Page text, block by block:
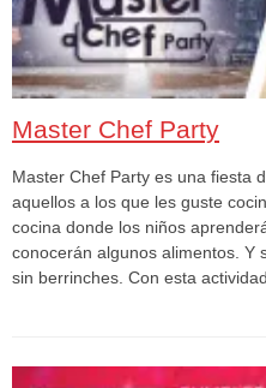
Master Chef Party
Master Chef Party es una fiesta
aquellos a los que les guste
cocina donde los niños
conocerán algunos alimentos. Y
sin berrinches. Con esta